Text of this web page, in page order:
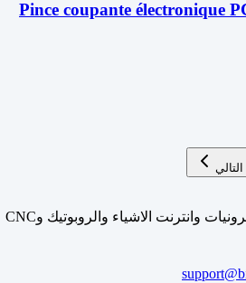
Pince coupante électronique
التالي
منصة تجارة الكترونية للالكترونيات وانترنت الاشياء والروبوتيك وCNC